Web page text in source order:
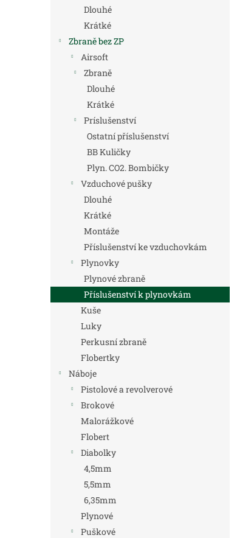
Dlouhé
Krátké
Zbraně bez ZP
Airsoft
Zbraně
Dlouhé
Krátké
Príslušenství
Ostatní příslušenství
BB Kuličky
Plyn. CO2. Bombičky
Vzduchové pušky
Dlouhé
Krátké
Montáže
Příslušenství ke vzduchovkám
Plynovky
Plynové zbraně
Příslušenství k plynovkám
Kuše
Luky
Perkusní zbraně
Flobertky
Náboje
Pistolové a revolverové
Brokové
Malorážkové
Flobert
Diabolky
4,5mm
5,5mm
6,35mm
Plynové
Puškové